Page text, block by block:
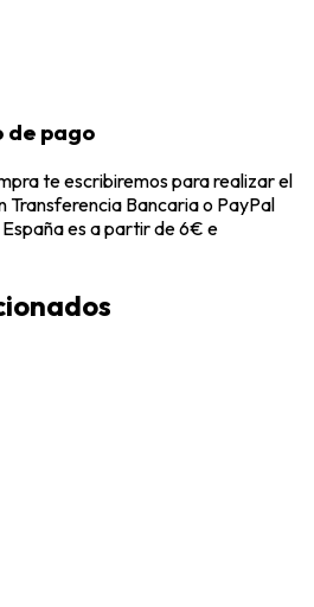
de pago
te escribiremos para realizar el
Transferencia Bancaria o PayPal
es a partir de 6€ e